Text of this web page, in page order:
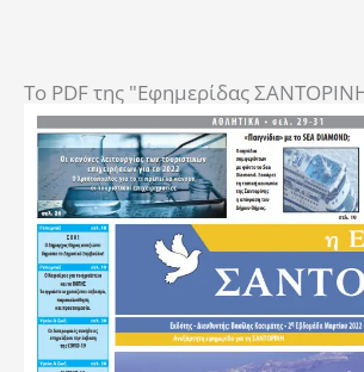
To PDF της "Εφημερίδας